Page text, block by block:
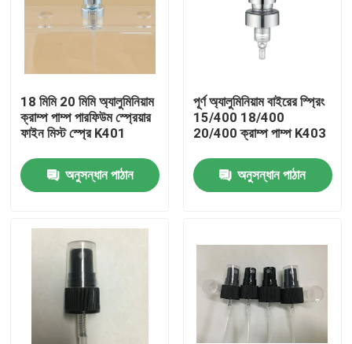
18 মিমি 20 মিমি অ্যালুমিনিয়াম
ক্রাম্প পাম্প পারফিউম স্প্রেয়ার
ফাইন মিস্ট স্প্রে K401
অনুসন্ধান পাঠান
পূর্ণ অ্যালুমিনিয়াম বাইরের স্প্রিং
15/400 18/400
20/400 ক্রাম্প পাম্প K403
অনুসন্ধান পাঠান